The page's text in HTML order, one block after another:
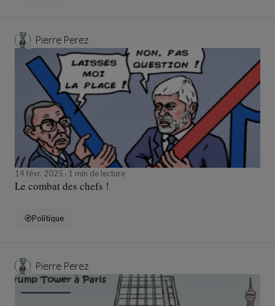
Pierre Perez
14 févr. 2025 1 min de lecture
Le combat des chefs !
Politique
Pierre Perez